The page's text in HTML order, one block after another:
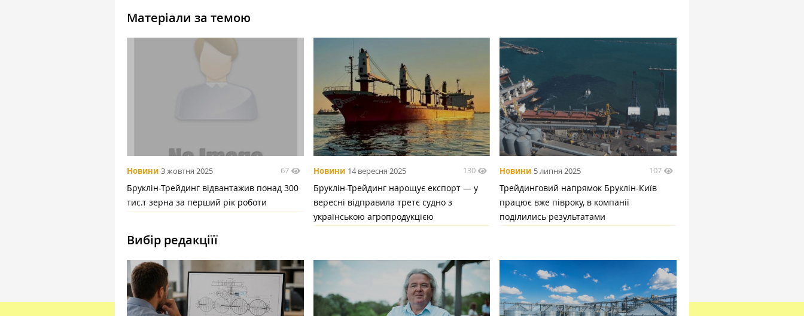
Матеріали за темою
Новини 3 жовтня 2025 67
Бруклін-Трейдинг відвантажив понад 300
тис.т зерна за перший рік роботи
Новини 14 вересня 2025 130
Бруклін-Трейдинг нарощує експорт — у
вересні відправила третє судно з
українською агропродукцією
Новини 5 липня 2025 107
Трейдинговий напрямок Бруклін-Київ
працює вже півроку, в компанії
поділились результатами
Вибір редакціїї